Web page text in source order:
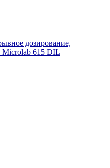
дозирование,
615 DIL